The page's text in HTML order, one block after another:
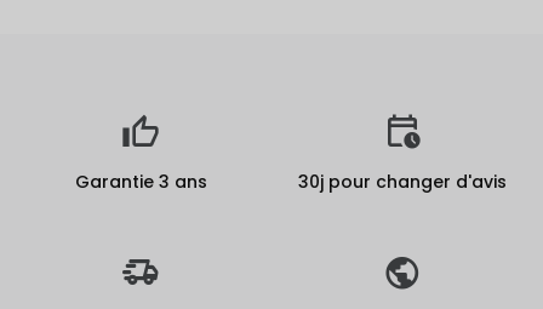
Garantie 3 ans 30j pour changer d'avis